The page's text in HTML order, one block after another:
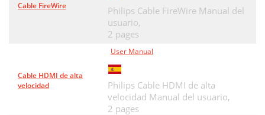
Cable FireWire
Philips Cable FireWire Manual del
usuario,
2 pages
Cable HDMI de alta
velocidad
User Manual
Philips Cable HDMI de alta
velocidad Manual del usuario,
2 pages